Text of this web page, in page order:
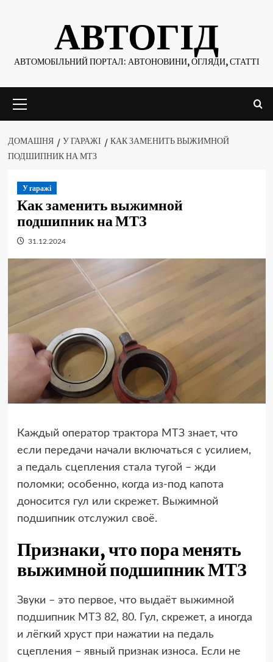
АВТОГІД
АВТОМОБІЛЬНИЙ ПОРТАЛ: АВТОНОВИНИ, ОГЛЯДИ, СТАТТІ
меню
ДОМАШНЯ У ГАРАЖІ
КАК ЗАМЕНИТЬ ВЫЖИМНОЙ
ПОДШИПНИК НА МТЗ
У гаражі
Как заменить выжимной
подшипник на МТЗ
31.12.2024
Каждый оператор трактора МТЗ знает, что
если передачи начали включаться с усилием,
а педаль сцепления стала тугой – жди
поломки; особенно, когда из-под капота
доносится гул или скрежет. Выжимной
подшипник отслужил своё.
Признаки, что пора менять
выжимной подшипник МТЗ
Звуки – это первое, что выдаёт выжимной
подшипник МТЗ 82, 80. Гул, скрежет, а иногда
и лёгкий хруст при нажатии на педаль
сцепления – явный признак износа. Если не